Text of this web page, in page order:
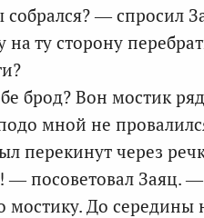
— спросил
на ту сторону
брод? Вон мостик
мной не
перекинут через
посоветовал Заяц. —
До середины